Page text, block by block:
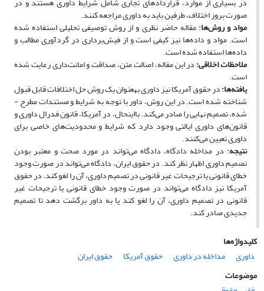
صورت بروز اختلاف، طرفین باید به داوری مراجعه کنند.
مواد و روش‌ها: مقاله حاضر نظری و از روش توصیفی تحلیلی استفاده شده
است. مواد و داده‌ها نیز کیفی است و از فیش‌برداری در گردآوری مطالب و
داده‌ها استفاده‌ شده است.
ملاحظات اخلاقی:در این مقاله، اصالت متن، صداقت و امانت‌داری رعایت شده
است.
یافته‌ها:در حقوق آمریکا نیز داوری به­عنوان یک روش حل اختلافات قابل قبول
شناخته شده است. در این روش، داور با توجه به شرایط و مستندات مطرح ­
شده، تصمیم نهایی را صادر می‌کند. بااین­حال، در آمریکا، قانون فدرال داوری و
قانون‌های داوری ایالتی وجود دارد که شرایط و محدودیت‌های خاصی برای
داوری تعیین می‌کنند.
نتیجه: در مداخله دادگاه، دادگاه می‌تواند در مورد صحت و معتبر بودن
تصمیم داوری اظهار نظر کند. در حقوق ایران، دادگاه می‌تواند در صورت وجود
خطای قانونی یا ترجیحات غیر قانونی در تصمیم داوری، آن را لغو کند. در حقوق
آمریکا نیز دادگاه می‌تواند در صورت وجود خطای قانونی یا ترجیحات غیر
قانونی در تصمیم داوری، آن را لغو کند یا به داور برگشت دهد تا تصمیم
جدیدی صادر کند.
کلیدواژه‌ها
داوری
مداخله در داوری حقوق آمریکا
حقوق ایران
موضوعات